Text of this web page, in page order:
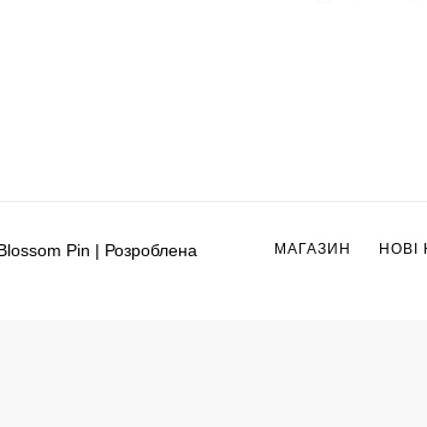
Pin | Розроблена
МАГАЗИН